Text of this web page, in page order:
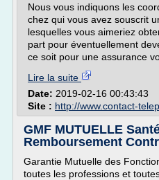
Nous vous indiquons les
chez qui vous avez souscrit
lesquelles vous aimeriez
part pour éventuellement
ce soit pour une assurance
Lire la suite
Date: 2019-02-16 00:43:43
Site : http://www.contact-
GMF MUTUELLE
Remboursement
Garantie Mutuelle des
toutes les professions et